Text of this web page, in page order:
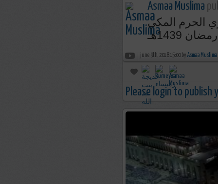
Asmaa Muslima
الحرم المكي
june 9th, 2018 15:00 by Asmaa Muslima
Please login to publish